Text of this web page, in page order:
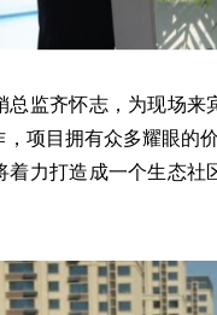
监齐怀志，为现场
项目拥有众多耀眼
力打造成一个生态